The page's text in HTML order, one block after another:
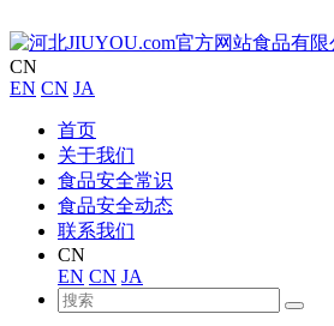
CN
EN CN JA
首页
关于我们
食品安全常识
食品安全动态
联系我们
CN
EN CN JA